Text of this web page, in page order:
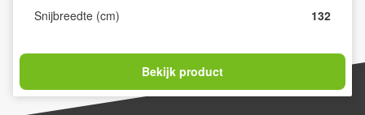
Snijbreedte (cm) 132
Bekijk product